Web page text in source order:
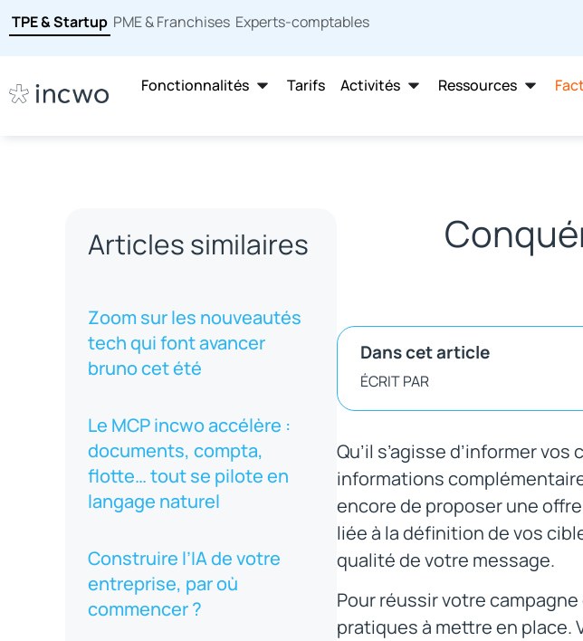
TPE & Startup PME & Franchises Experts-comptables
Fonctionnalités Tarifs Activités Ressources
Articles similaires
Zoom sur les nouveautés
tech qui font avancer
bruno cet été
Le MCP incwo accélère :
documents, compta,
flotte… tout se pilote en
langage naturel
Construire l’IA de votre
entreprise, par où
commencer ?
Dans cet article
ÉCRIT PAR
Qu’il s’agisse d’informer
informations
encore de proposer une
liée à la définition de vos
qualité de votre message.
Pour réussir votre campagne
pratiques à mettre en place.